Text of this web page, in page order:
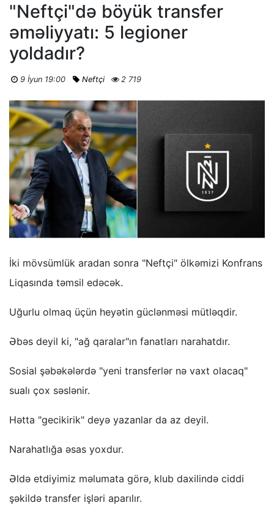
"Neftçi"də böyük transfer
əməliyyatı: 5 legioner
yoldadır?
9 İyun 19:00 Neftçi 2 719
İki mövsümlük aradan sonra "Neftçi" ölkəmizi Konfrans
Liqasında təmsil edəcək.
Uğurlu olmaq üçün heyətin güclənməsi mütləqdir.
Əbəs deyil ki, "ağ qaralar"ın fanatları narahatdır.
Sosial şəbəkələrdə "yeni transferlər nə vaxt olacaq"
sualı çox səslənir.
Hətta "gecikirik" deyə yazanlar da az deyil.
Narahatlığa əsas yoxdur.
Əldə etdiyimiz məlumata görə, klub daxilində ciddi
şəkildə transfer işləri aparılır.